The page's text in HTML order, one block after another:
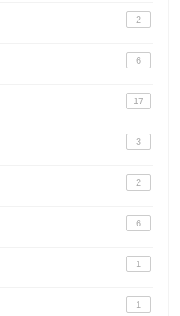
2
6
17
3
2
6
1
1